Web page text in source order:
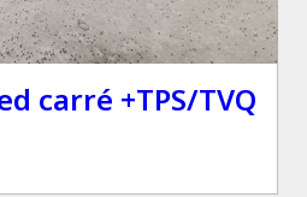
carré +TPS/TVQ